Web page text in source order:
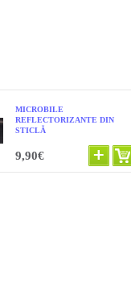
MICROBILE
REFLECTORIZANTE DIN
STICLĂ
9,90€